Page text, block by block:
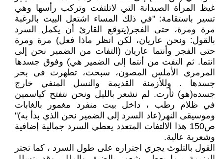
غيظ المرأة الصيدانة التي لاتلتفت وتركب رأسها وهي
تسير باستقامة: "في ذلك المساء اشتعل البيت بالرغبة
مرة ومرة، حتى الفجر(يتوقع القارئ أن يكمل السرد
بالقول: ونحن عاريان، لكن انظر ماذا فعل) مرة ومرة
حتى الفجر وأنتما عاريان (التفات من الضمير نحن إلى
انتما. ثم التفت من أنتما إلى الضمير هي) وفوق جسدها
المرمري الأملس المصون، سبحت، تطهرت في بحر
جسدها . وللأزمنة القديمة والنسل المنفي خارج
جسده(هو) ثأرت. لم نشعر بالليل ونحن نتفتح كياسمين
في ظلام رطب ، داخل بيت منفرد مغمور بالغابات
وموسيقى النهر(عاد السرد إلى الضمير نحن الذي بدأ به)"
ص150 هذا الالتفات المتعدد يعطي السرد جمالية إضافية
وشعرية عالية.
القول بالتلوث يجري اجتراره على طول السرد ، كما تجتر